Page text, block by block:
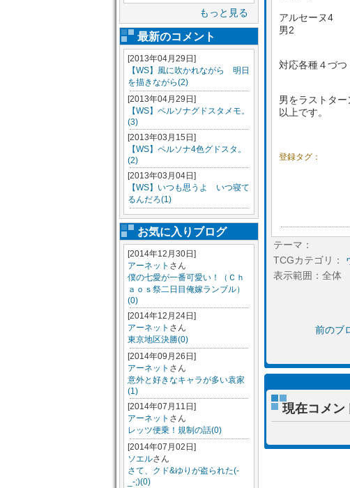
もっと見る
最新のコメント
[2013年04月29日]
【WS】風に吹かれながら 明日
を描きながら(2)
[2013年04月29日]
【WS】ペルソナグドスタメモ。
(3)
[2013年03月15日]
【WS】ペルソナ4色グドスタ。
(2)
[2013年03月04日]
【WS】いつも思うよ いつ寝て
るんだろ(1)
お気に入りブログ
[2014年12月30日]
アーネット さん
僕の七愛が一番可愛い！（Ｃｈ
ａｏｓ祭二日目俺嫁ランブル）
(0)
[2014年12月24日]
アーネット さん
東京地区決勝(0)
[2014年09月26日]
アーネット さん
意外と好きなキャラが多い袁家
(1)
[2014年07月11日]
アーネット さん
レッツ便乗！規制の話(0)
[2014年07月02日]
ソエルさん
さて、クド&ゆりが盗られた(-
_-;)(0)
アルセーヌ4
男2
対応各種４づつ
男をラストタ
以上です。
登録タグ：
テーマ：
TCGカテゴリ：
表示範囲：全体
前のブ
現在コメン